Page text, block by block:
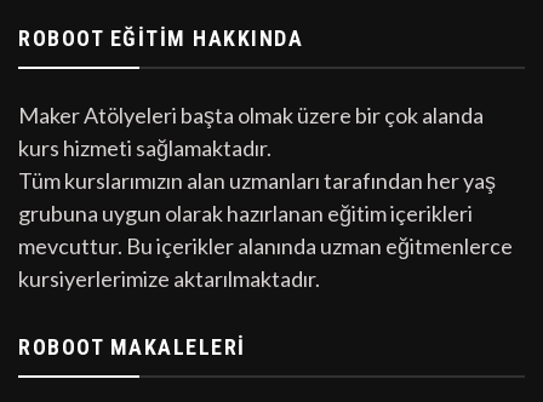
ROBOOT EĞITIM HAKKINDA
Maker Atölyeleri başta olmak üzere bir çok alanda
kurs hizmeti sağlamaktadır.
Tüm kurslarımızın alan uzmanları tarafından her yaş
grubuna uygun olarak hazırlanan eğitim içerikleri
mevcuttur. Bu içerikler alanında uzman eğitmenlerce
kursiyerlerimize aktarılmaktadır.
ROBOOT MAKALELERI